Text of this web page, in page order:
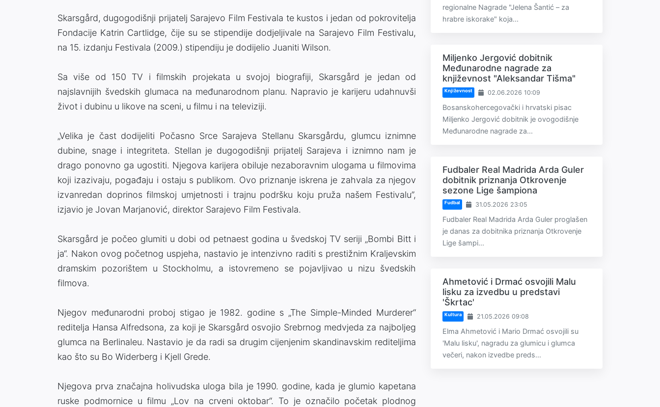
Skarsgård, dugogodišnji prijatelj Sarajevo Film Festivala te kustos i jedan od pokrovitelja
Fondacije Katrin Cartlidge, čije su se stipendije dodjeljivale na Sarajevo Film Festivalu,
na 15. izdanju Festivala (2009.) stipendiju je dodijelio Juaniti Wilson.
Sa više od 150 TV i filmskih projekata u svojoj biografiji, Skarsgård je jedan od
najslavnijih švedskih glumaca na međunarodnom planu. Napravio je karijeru udahnuvši
život i dubinu u likove na sceni, u filmu i na televiziji.
„Velika je čast dodijeliti Počasno Srce Sarajeva Stellanu Skarsgårdu, glumcu iznimne
dubine, snage i integriteta. Stellan je dugogodišnji prijatelj Sarajeva i iznimno nam je
drago ponovno ga ugostiti. Njegova karijera obiluje nezaboravnim ulogama u filmovima
koji izazivaju, pogađaju i ostaju s publikom. Ovo priznanje iskrena je zahvala za njegov
izvanredan doprinos filmskoj umjetnosti i trajnu podršku koju pruža našem Festivalu”,
izjavio je Jovan Marjanović, direktor Sarajevo Film Festivala.
Skarsgård je počeo glumiti u dobi od petnaest godina u švedskoj TV seriji „Bombi Bitt i
ja“. Nakon ovog početnog uspjeha, nastavio je intenzivno raditi s prestižnim Kraljevskim
dramskim pozorištem u Stockholmu, a istovremeno se pojavljivao u nizu švedskih
filmova.
Njegov međunarodni proboj stigao je 1982. godine s „The Simple-Minded Murderer“
reditelja Hansa Alfredsona, za koji je Skarsgård osvojio Srebrnog medvjeda za najboljeg
glumca na Berlinaleu. Nastavio je da radi sa drugim cijenjenim skandinavskim rediteljima
kao što su Bo Widerberg i Kjell Grede.
Njegova prva značajna holivudska uloga bila je 1990. godine, kada je glumio kapetana
ruske podmornice u filmu „Lov na crveni oktobar“. To je označilo početak plodnog
regionalne Nagrade "Jelena Šantić – za
hrabre iskorake" koja...
Miljenko Jergović dobitnik
Međunarodne nagrade za
književnost "Aleksandar Tišma"
Književnost 02.06.2026 10:09
Bosanskohercegovački i hrvatski pisac
Miljenko Jergović dobitnik je ovogodišnje
Međunarodne nagrade za...
Fudbaler Real Madrida Arda Guler
dobitnik priznanja Otkrovenje
sezone Lige šampiona
Fudbal 31.05.2026 23:05
Fudbaler Real Madrida Arda Guler proglašen
je danas za dobitnika priznanja Otkrovenje
Lige šampi...
Ahmetović i Drmać osvojili Malu
lisku za izvedbu u predstavi
'Škrtac'
Kultura 21.05.2026 09:08
Elma Ahmetović i Mario Drmać osvojili su
'Malu lisku', nagradu za glumicu i glumca
večeri, nakon izvedbe preds...